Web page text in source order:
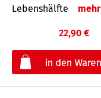
Lebenshälfte
mehr
22,90 €